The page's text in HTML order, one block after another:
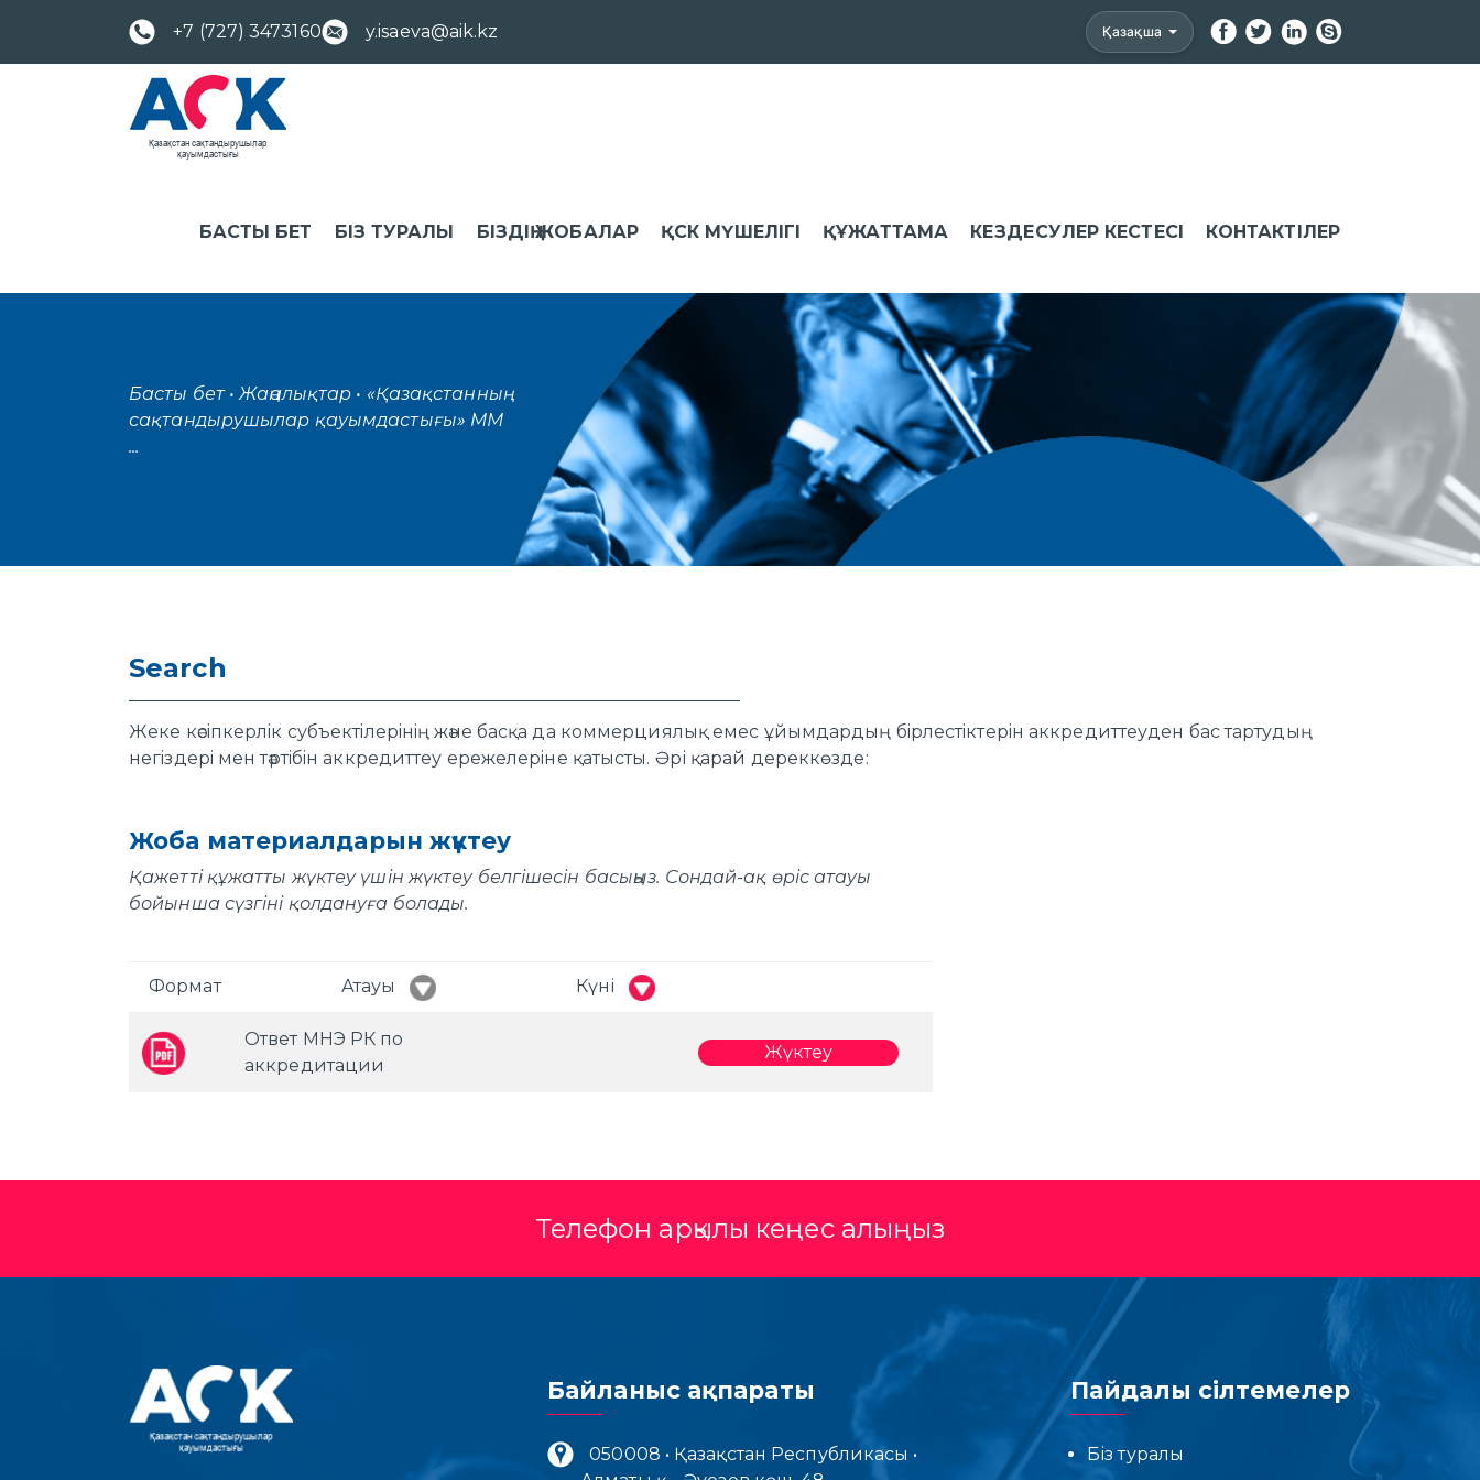
+7 (727) 3473160 y.isaeva@aik.kz Қазақша
БАСТЫ БЕТ БІЗ ТУРАЛЫ БІЗДІҢ ЖОБАЛАР ҚСК МҮШЕЛІГІ ҚҰЖАТТАМА КЕЗДЕСУЛЕР КЕСТЕСІ КОНТАКТІЛЕР
Басты бет • Жаңалықтар • «Қазақстанның
сақтандырушылар қауымдастығы» ММ
...
Search
Жеке кәсiпкерлiк субъектiлерiнiң және басқа да коммерциялық емес ұйымдардың бiрлестiктерiн аккредиттеуден бас тартудың
негiздерi мен тәртiбiн аккредиттеу ережелерiне қатысты. Әрі қарай дереккөзде:
Жоба материалдарын жүктеу
Қажетті құжатты жүктеу үшін жүктеу белгішесін басыңыз. Сондай-ақ өріс атауы
бойынша сүзгіні қолдануға болады.
Формат Атауы Күні
Ответ МНЭ РК по
аккредитации
Жүктеу
Телефон арқылы кеңес алыңыз
Байланыс ақпараты
050008 • Қазақстан Республикасы •
Пайдалы сілтемелер
Біз туралы